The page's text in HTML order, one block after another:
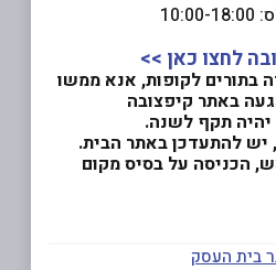
לחצו כאן >>
בתורים לקופות, אנא ממשו
באתר קיפצובה
תקף לשנה.
להתעדכן באתר הבית.
הכניסה על בסיס מקום
בית העסק